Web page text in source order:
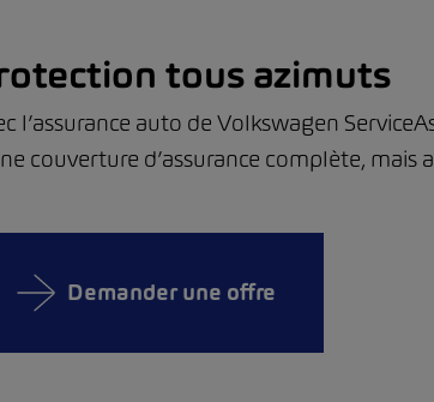
tous azimuts
l’assurance auto de Volkswagen
couverture d’assurance complète, mais
Demander une offre